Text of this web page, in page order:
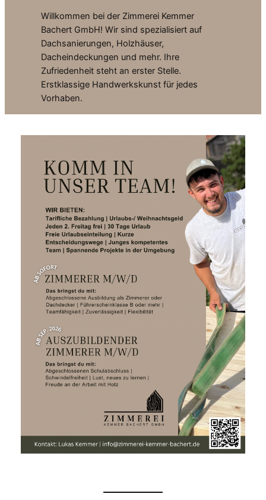
Willkommen bei der Zimmerei Kemmer
Bachert GmbH! Wir sind spezialisiert auf
Dachsanierungen, Holzhäuser,
Dacheindeckungen und mehr. Ihre
Zufriedenheit steht an erster Stelle.
Erstklassige Handwerkskunst für jedes
Vorhaben.